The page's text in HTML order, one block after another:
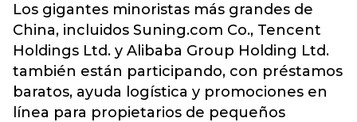
Los gigantes minoristas más grandes de
China, incluidos Suning.com Co., Tencent
Holdings Ltd. y Alibaba Group Holding Ltd.
también están participando, con préstamos
baratos, ayuda logística y promociones en
línea para propietarios de pequeños